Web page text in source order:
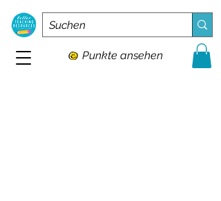
Punkte ansehen